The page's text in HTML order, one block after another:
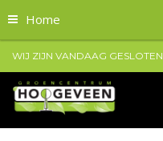
Home
WIJ ZIJN VANDAAG GESLOTEN